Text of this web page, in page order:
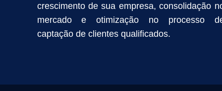
crescimento de sua empresa, consolidação
mercado e otimização no processo
captação de clientes qualificados.